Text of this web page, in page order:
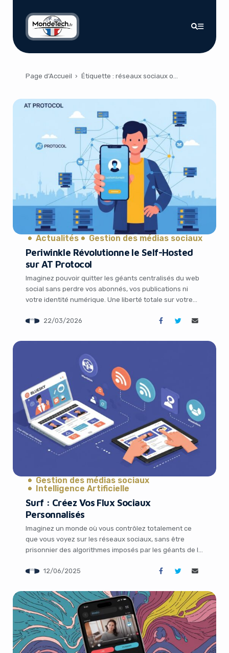
Page d’Accueil › Étiquette : réseaux sociaux ouverts
Actualités Gestion des médias sociaux
Periwinkle Révolutionne le Self-Hosted
sur AT Protocol
Imaginez pouvoir quitter les géants centralisés du web
social sans perdre vos abonnés, vos publications ni
votre identité numérique. Une liberté totale sur votre
vous… ou presque. C’est exactement la promesse que
Periwinkle. En s’appuyant sur le protocole ouvert AT qui
22/03/2026
Gestion des médias sociaux
Intelligence Artificielle
Surf : Créez Vos Flux Sociaux
Personnalisés
Imaginez un monde où vous contrôlez totalement ce
que vous voyez sur les réseaux sociaux, sans être
prisonnier des algorithmes imposés par les géants de la
application innovante développée par Flipboard. Cette
du web social ouvert, permet aux utilisateurs de créer
[…]
12/06/2025
using an ad-blocker!